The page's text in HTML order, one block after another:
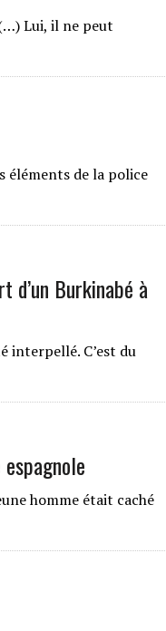
Lui, il ne peut
éléments de la police
d’un Burkinabé à
interpellé. C’est du
homme était caché